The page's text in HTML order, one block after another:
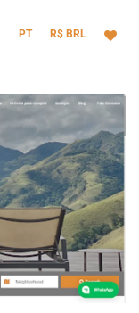
PT R$ BRL